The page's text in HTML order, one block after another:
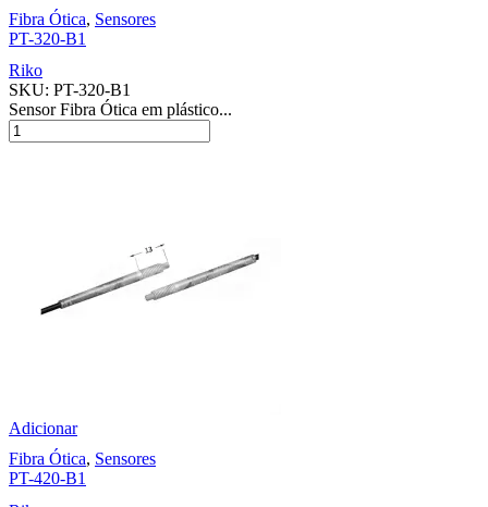
Fibra Ótica, Sensores
PT-320-B1
Riko
SKU: PT-320-B1
Sensor Fibra Ótica em plástico...
Adicionar
Fibra Ótica, Sensores
PT-420-B1